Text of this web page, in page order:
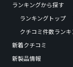
ランキングから探す
ランキングトップ
クチコミ件数ラン
新着クチコミ
新製品情報